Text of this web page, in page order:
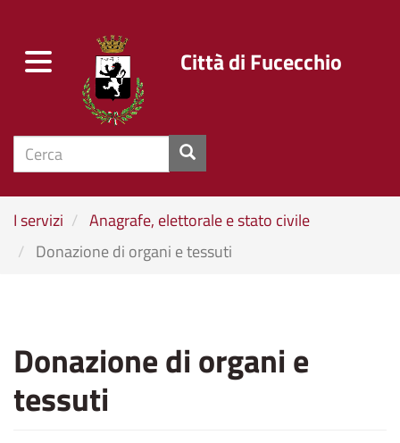
Salta
contenuto
I servizi
Anagrafe, elettorale e stato civile
Donazione di organi e tessuti
Toggle
navigation
Città di Fucecchio
cerca
Donazione di organi e
tessuti